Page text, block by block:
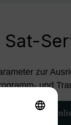
Sat-
zur
und